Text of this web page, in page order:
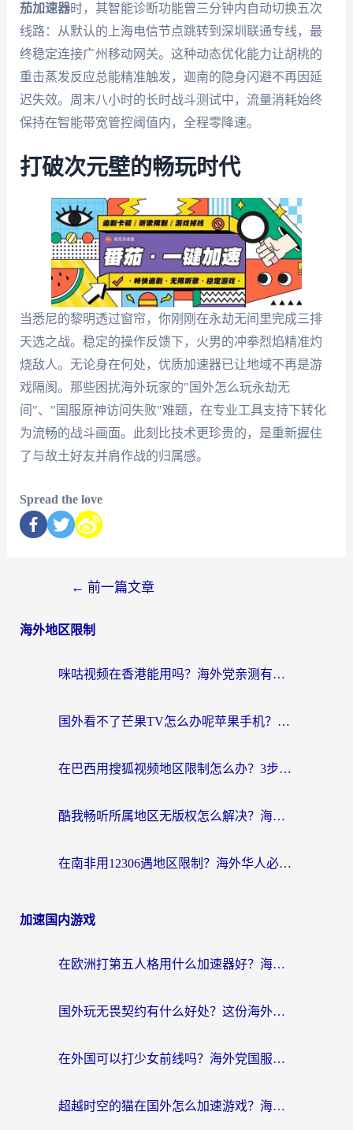
茄加速器时，其智能诊断功能曾三分钟内自动切换五次
线路：从默认的上海电信节点跳转到深圳联通专线，最
终稳定连接广州移动网关。这种动态优化能力让胡桃的
重击蒸发反应总能精准触发，迦南的隐身闪避不再因延
迟失效。周末八小时的长时战斗测试中，流量消耗始终
保持在智能带宽管控阈值内，全程零降速。
打破次元壁的畅玩时代
当悉尼的黎明透过窗帘，你刚刚在永劫无间里完成三排
天选之战。稳定的操作反馈下，火男的冲拳烈焰精准灼
烧敌人。无论身在何处，优质加速器已让地域不再是游
戏隔阂。那些困扰海外玩家的"国外怎么玩永劫无
间"、"国服原神访问失败"难题，在专业工具支持下转化
为流畅的战斗画面。此刻比技术更珍贵的，是重新握住
了与故土好友并肩作战的归属感。
Spread the love
← 前一篇文章
海外地区限制
咪咕视频在香港能用吗？海外党亲测有效的回国加速方案来了
国外看不了芒果TV怎么办呢苹果手机？海外党追剧游戏的全能解决方案
在巴西用搜狐视频地区限制怎么办？3步解决海外看国内剧的烦恼
酷我畅听所属地区无版权怎么解决？海外党必看的回国加速全攻略
在南非用12306遇地区限制？海外华人必看的回国加速全攻略（附B站芒果TV解锁技巧）
加速国内游戏
在欧洲打第五人格用什么加速器好？海外党亲测有效的国服游戏加速方案
国外玩无畏契约有什么好处？这份海外国服游戏加速指南帮你解决90%的卡顿问题
在外国可以打少女前线吗？海外党国服游戏畅玩终极指南（附避坑技巧）
超越时空的猫在国外怎么加速游戏？海外玩家国服畅玩终极指南